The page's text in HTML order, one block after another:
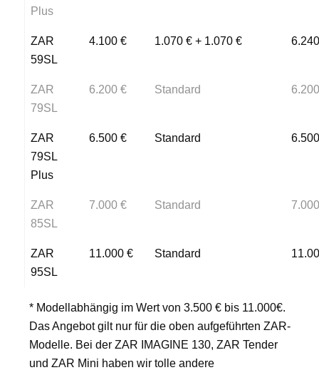
Plus
ZAR
59SL
4.100 € 1.070 € + 1.070 €
ZAR
79SL
6.200 € Standard
ZAR
79SL
Plus
6.500 € Standard
ZAR
85SL
7.000 € Standard
ZAR
95SL
11.000 € Standard
* Modellabhängig im Wert von 3.500 € bis 11.000€.
Das Angebot gilt nur für die oben aufgeführten ZAR-
Modelle. Bei der ZAR IMAGINE 130, ZAR Tender
und ZAR Mini haben wir tolle andere